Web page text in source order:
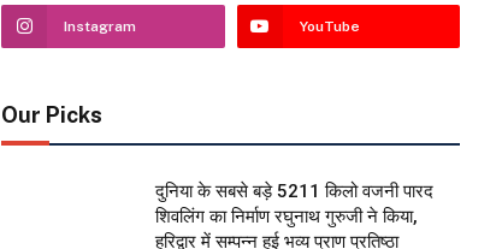
Instagram YouTube
Our Picks
दुनिया के सबसे बड़े 5211 किलो वजनी पारद
शिवलिंग का निर्माण रघुनाथ गुरुजी ने किया,
हरिद्वार में सम्पन्न हुई भव्य प्राण प्रतिष्ठा